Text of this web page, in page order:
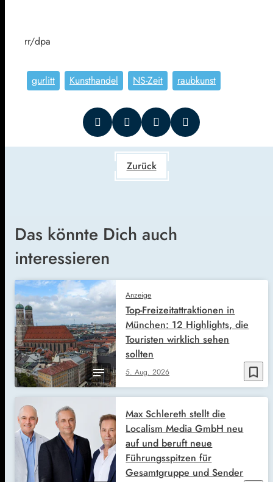
rr/dpa
gurlitt Kunsthandel NS-Zeit raubkunst
Zurück
Das könnte Dich auch
interessieren
bookmark_border
Anzeige
5. Aug. 2026
Top-Freizeitattraktionen in
München: 12 Highlights, die
Touristen wirklich sehen
sollten
Max Schlereth stellt die
Localism Media GmbH neu
auf und beruft neue
Führungsspitzen für
Gesamtgruppe und Sender